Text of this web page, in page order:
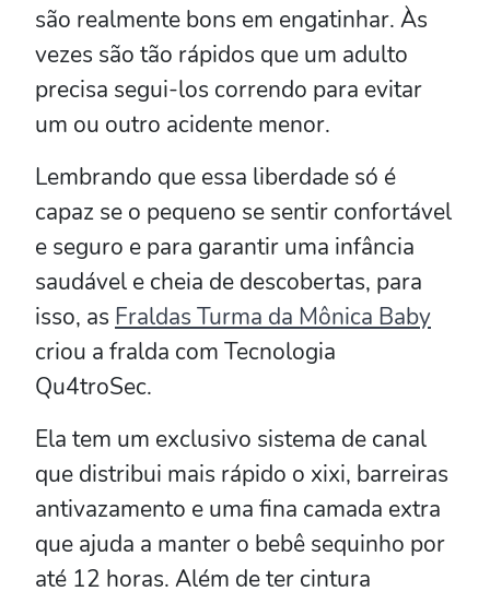
são realmente bons em engatinhar. Às
vezes são tão rápidos que um adulto
precisa segui-los correndo para evitar
um ou outro acidente menor.
Lembrando que essa liberdade só é
capaz se o pequeno se sentir confortável
e seguro e para garantir uma infância
saudável e cheia de descobertas, para
isso, as Fraldas Turma da Mônica Baby
criou a fralda com Tecnologia
Qu4troSec.
Ela tem um exclusivo sistema de canal
que distribui mais rápido o xixi, barreiras
antivazamento e uma fina camada extra
que ajuda a manter o bebê sequinho por
até 12 horas. Além de ter cintura